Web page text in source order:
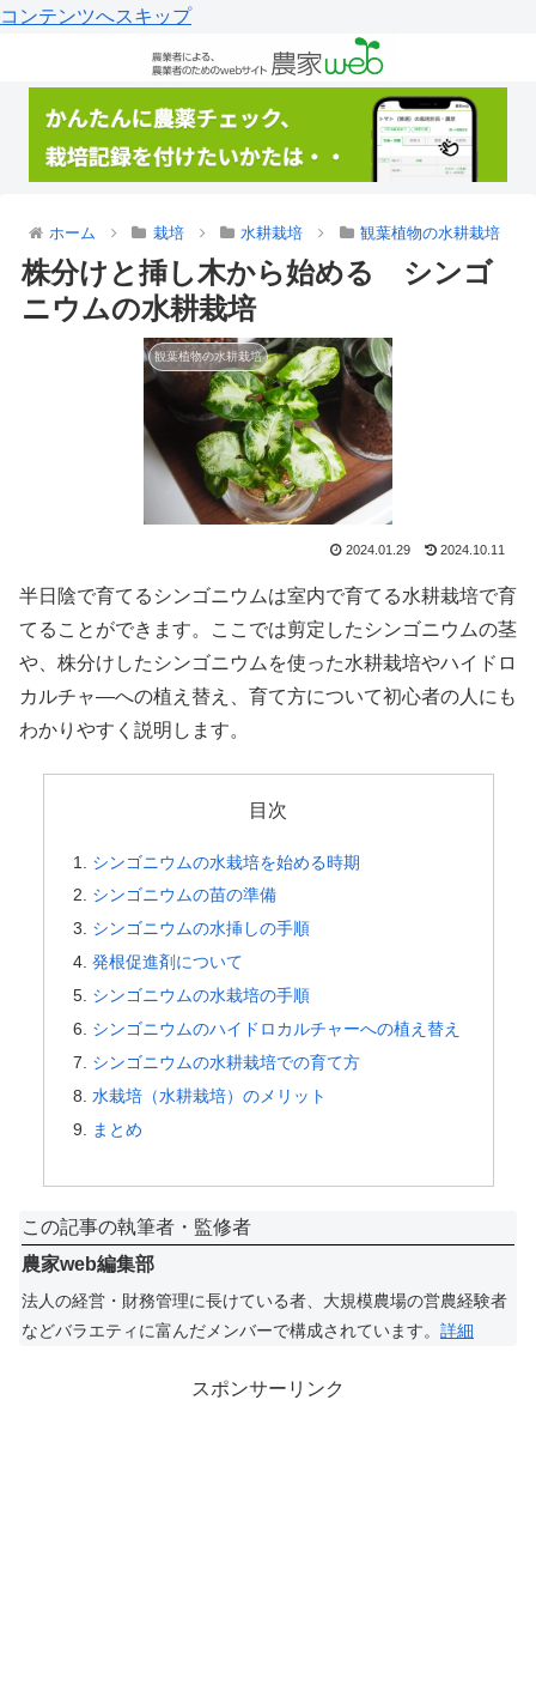
コンテンツへスキップ
ホーム 栽培 水耕栽培 観葉植物の水耕栽培
株分けと挿し木から始める シンゴ
ニウムの水耕栽培
観葉植物の水耕栽培
2024.01.29 2024.10.11
半日陰で育てるシンゴニウムは室内で育てる水耕栽培で育
てることができます。ここでは剪定したシンゴニウムの茎
や、株分けしたシンゴニウムを使った水耕栽培やハイドロ
カルチャ―への植え替え、育て方について初心者の人にも
わかりやすく説明します。
目次
シンゴニウムの水栽培を始める時期
シンゴニウムの苗の準備
シンゴニウムの水挿しの手順
発根促進剤について
シンゴニウムの水栽培の手順
シンゴニウムのハイドロカルチャーへの植え替え
シンゴニウムの水耕栽培での育て方
水栽培（水耕栽培）のメリット
まとめ
この記事の執筆者・監修者
農家web編集部
法人の経営・財務管理に長けている者、大規模農場の営農経験者
などバラエティに富んだメンバーで構成されています。 詳細
スポンサーリンク